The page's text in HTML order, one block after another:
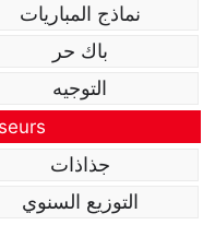
نماذج المباريات
باك حر
التوجيه
جذاذات
التوزيع السنوي